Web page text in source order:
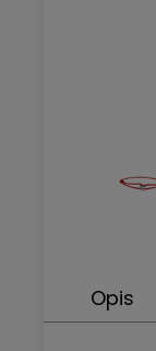
Opis